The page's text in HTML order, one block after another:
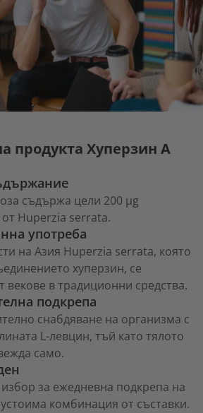
продукта Хуперзин A
съдържа цели 200 µg
Huperzia serrata.
употреба
на Азия Huperzia serrata, която
хуперзин, се
векове в традиционни средства.
подкрепа
снабдяване на организма с
L-левцин, тъй като тялото
само.
за ежедневна подкрепа на
комбинация от съставки.